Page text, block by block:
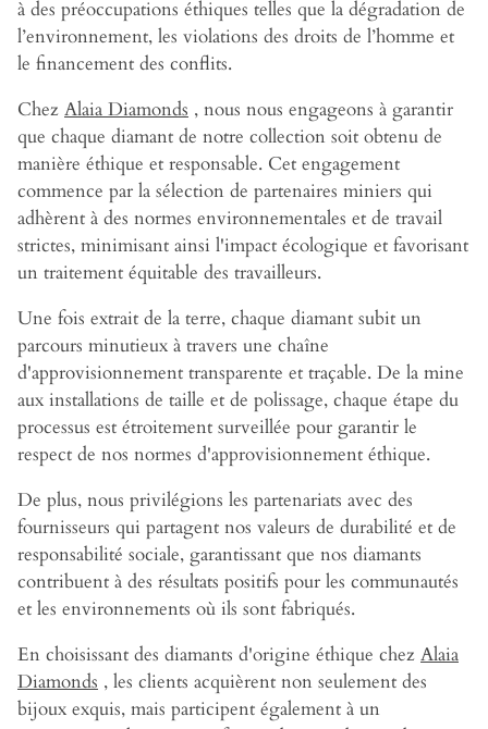
à des préoccupations éthiques telles que la dégradation de
l’environnement, les violations des droits de l’homme et
le financement des conflits.
Chez Alaia Diamonds , nous nous engageons à garantir
que chaque diamant de notre collection soit obtenu de
manière éthique et responsable. Cet engagement
commence par la sélection de partenaires miniers qui
adhèrent à des normes environnementales et de travail
strictes, minimisant ainsi l'impact écologique et favorisant
un traitement équitable des travailleurs.
Une fois extrait de la terre, chaque diamant subit un
parcours minutieux à travers une chaîne
d'approvisionnement transparente et traçable. De la mine
aux installations de taille et de polissage, chaque étape du
processus est étroitement surveillée pour garantir le
respect de nos normes d'approvisionnement éthique.
De plus, nous privilégions les partenariats avec des
fournisseurs qui partagent nos valeurs de durabilité et de
responsabilité sociale, garantissant que nos diamants
contribuent à des résultats positifs pour les communautés
et les environnements où ils sont fabriqués.
En choisissant des diamants d'origine éthique chez Alaia
Diamonds , les clients acquièrent non seulement des
bijoux exquis, mais participent également à un